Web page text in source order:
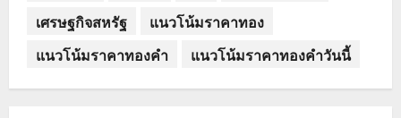
เศรษฐกิจสหรัฐ
แนวโน้มราคาทอง
แนวโน้มราคาทองคำ
แนวโน้มราคาทองคำวันนี้